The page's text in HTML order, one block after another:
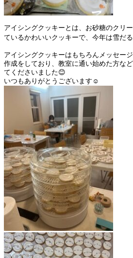
アイシングクッキーとは、お砂糖のクリ
ているかわいいクッキーで、今年は雪だ
アイシングクッキーはもちろんメッセー
作成をしており、教室に通い始めた方な
てくださいました😊
いつもありがとうございます☺